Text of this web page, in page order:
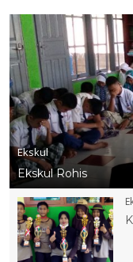
Ekskul
Ekskul Rohis